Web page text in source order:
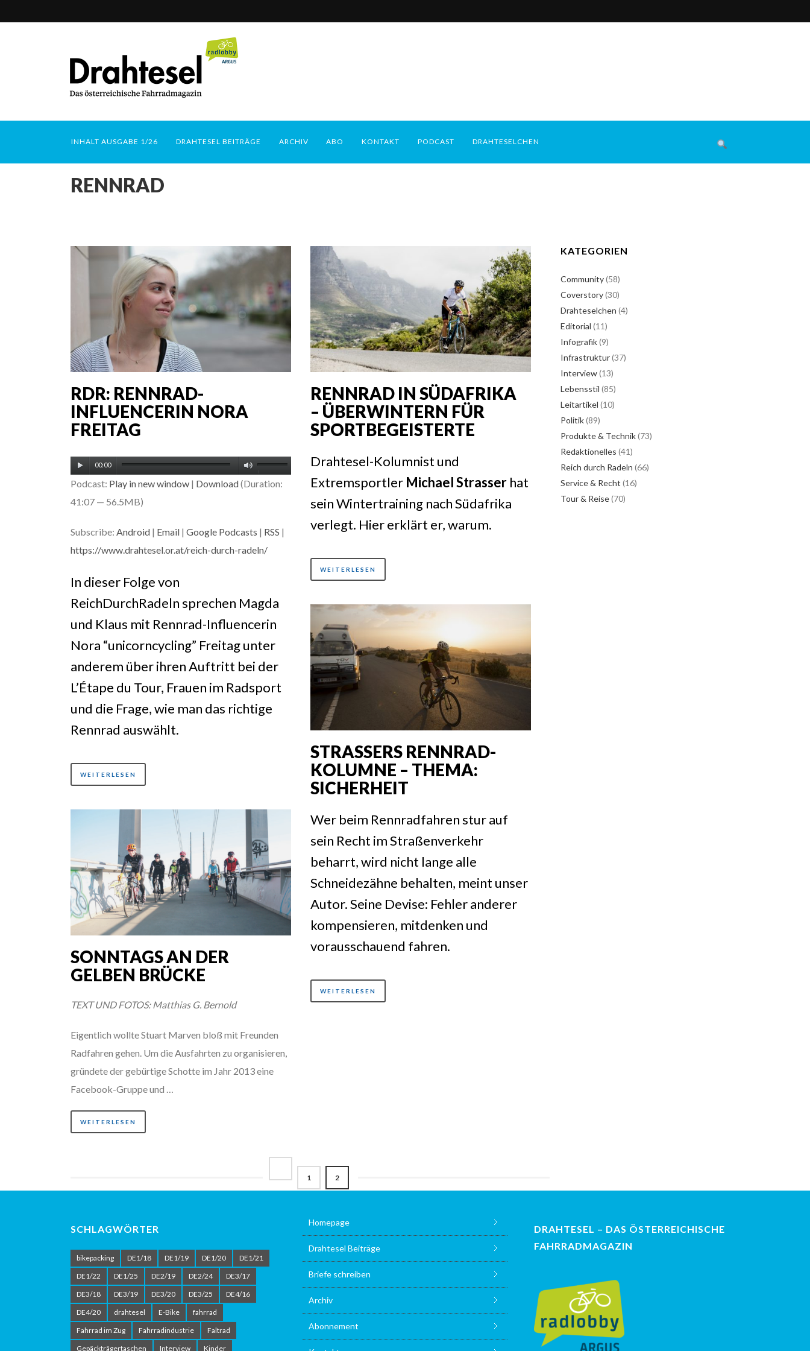
INHALT AUSGABE 1/26 DRAHTESEL BEITRÄGE ARCHIV ABO KONTAKT PODCAST DRAHTESELCHEN
RENNRAD
RDR: RENNRAD-
INFLUENCERIN NORA
FREITAG
Audio-
Player
00:00
Pfeiltasten
Hoch/Runter
regeln.
Podcast: Play in new window | Download(Duration:
41:07 — 56.5MB)
Subscribe: Android | Email | Google Podcasts | RSS |
https://www.drahtesel.or.at/reich-durch-radeln/
In dieser Folge von
ReichDurchRadeln sprechen Magda
und Klaus mit Rennrad-Influencerin
Nora “unicorncycling” Freitag unter
anderem über ihren Auftritt bei der
L’Étape du Tour, Frauen im Radsport
und die Frage, wie man das richtige
Rennrad auswählt.
WEITERLESEN
RENNRAD IN SÜDAFRIKA
– ÜBERWINTERN FÜR
SPORTBEGEISTERTE
Drahtesel-Kolumnist und
Extremsportler Michael Strasser hat
sein Wintertraining nach Südafrika
verlegt. Hier erklärt er, warum.
WEITERLESEN
STRASSERS RENNRAD-
KOLUMNE – THEMA:
SICHERHEIT
Wer beim Rennradfahren stur auf
sein Recht im Straßenverkehr
beharrt, wird nicht lange alle
Schneidezähne behalten, meint unser
Autor. Seine Devise: Fehler anderer
kompensieren, mitdenken und
vorausschauend fahren.
WEITERLESEN
SONNTAGS AN DER
GELBEN BRÜCKE
TEXT UND FOTOS: Matthias G. Bernold
Eigentlich wollte Stuart Marven bloß mit Freunden
Radfahren gehen. Um die Ausfahrten zu organisieren,
gründete der gebürtige Schotte im Jahr 2013 eine
Facebook-Gruppe und …
WEITERLESEN
1 2
KATEGORIEN
Community(58)
Coverstory(30)
Drahteselchen (4)
Editorial (11)
Infografik(9)
Infrastruktur(37)
Interview(13)
Lebensstil (85)
Leitartikel (10)
Politik(89)
Produkte & Technik(73)
Redaktionelles (41)
Reich durch Radeln (66)
Service & Recht (16)
Tour & Reise(70)
SCHLAGWÖRTER
bikepacking DE1/18 DE1/19 DE1/20
DE1/21
DE1/22
DE1/25 DE2/19 DE2/24
DE3/17
DE3/18
DE3/19 DE3/20 DE3/25
DE4/16
DE4/20
drahtesel E-Bike
fahrrad
Fahrrad im Zug
Fahrradindustrie
Faltrad
Gepäckträgertaschen
Interview Kinder
Homepage
Drahtesel Beiträge
Briefe schreiben
Archiv
Abonnement
DRAHTESEL – DAS ÖSTERREICHISCHE
FAHRRADMAGAZIN